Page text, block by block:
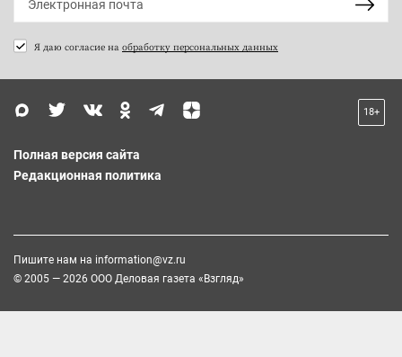
Я даю согласие на обработку персональных данных
18+
Полная версия сайта
Редакционная политика
Пишите нам на information@vz.ru
© 2005 — 2026 ООО Деловая газета «Взгляд»